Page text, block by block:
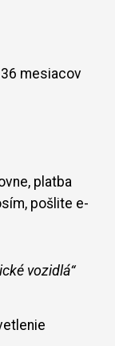
36 mesiacov
platba
pošlite e-
vozidlá“